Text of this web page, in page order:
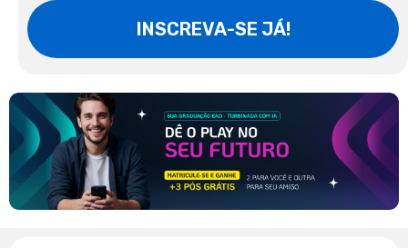
INSCREVA-SE JÁ!